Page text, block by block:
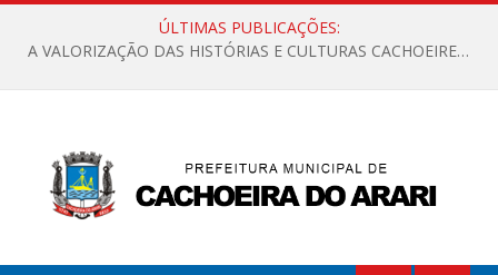
ÚLTIMAS PUBLICAÇÕES:
A VALORIZAÇÃO DAS HISTÓRIAS E CULTURAS CACHOEIRENSES